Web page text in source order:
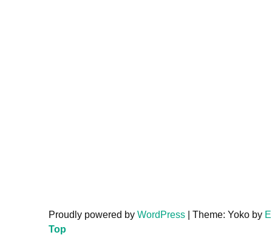
Proudly powered by WordPress Theme: Yoko by
Top